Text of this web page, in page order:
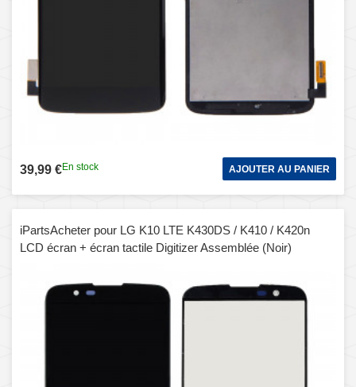
39,99 €En stock AJOUTER AU PANIER
iPartsAcheter pour LG K10 LTE K430DS / K410 / K420n
LCD écran + écran tactile Digitizer Assemblée (Noir)